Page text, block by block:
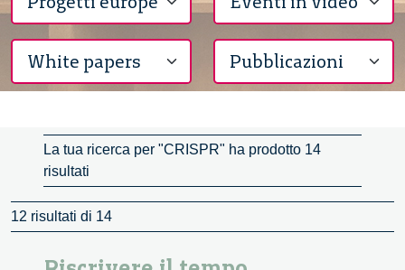
La tua ricerca per "CRISPR" ha prodotto 14
risultati
12 risultati di 14